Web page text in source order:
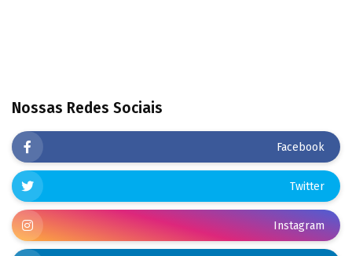
Nossas Redes Sociais
Facebook
Twitter
Instagram